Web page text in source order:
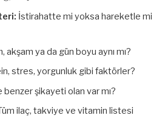
İstirahatte mi yoksa hareketle mi
akşam ya da gün boyu aynı mı?
stres, yorgunluk gibi faktörler?
benzer şikayeti olan var mı?
ilaç, takviye ve vitamin listesi